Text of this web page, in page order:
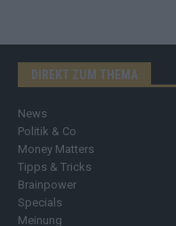
DIREKT ZUM THEMA
News
Politik & Co
Money Matters
Tipps & Tricks
Brainpower
Specials
Meinung